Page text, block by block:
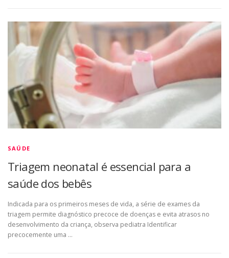
SAÚDE
Triagem neonatal é essencial para a
saúde dos bebês
Indicada para os primeiros meses de vida, a série de exames da
triagem permite diagnóstico precoce de doenças e evita atrasos no
desenvolvimento da criança, observa pediatra Identificar
precocemente uma …